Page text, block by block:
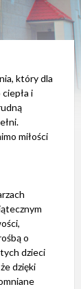
który dla
i
miłości
o
dzieci
dzięki